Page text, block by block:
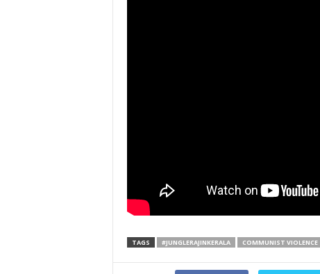
TAGS #JUNGLERAJINKERALA COMMUNIST VIOLENCE